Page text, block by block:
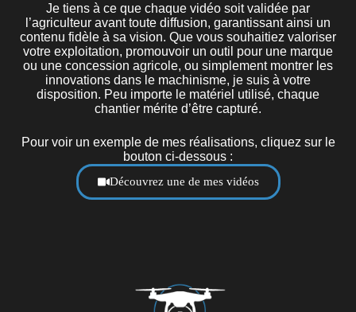
Je tiens à ce que chaque vidéo soit validée par
l’agriculteur avant toute diffusion, garantissant ainsi un
contenu fidèle à sa vision. Que vous souhaitiez valoriser
votre exploitation, promouvoir un outil pour une marque
ou une concession agricole, ou simplement montrer les
innovations dans le machinisme, je suis à votre
disposition. Peu importe le matériel utilisé, chaque
chantier mérite d’être capturé.
Pour voir un exemple de mes réalisations, cliquez sur le
bouton ci-dessous :
Découvrez une de mes vidéos